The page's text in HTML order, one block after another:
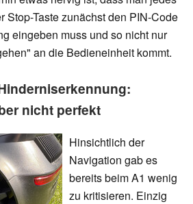
Stop-Taste zunächst den PIN-Code
eingeben muss und so nicht nur
an die Bedieneinheit kommt.
nicht perfekt
Hinsichtlich der
Navigation gab es
bereits beim A1 wenig
zu kritisieren. Einzig